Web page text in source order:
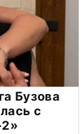
Бузова
с